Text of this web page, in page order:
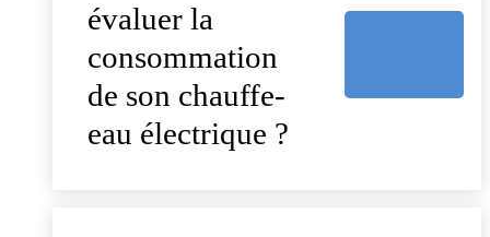
évaluer la
consommation
de son chauffe-
eau électrique ?